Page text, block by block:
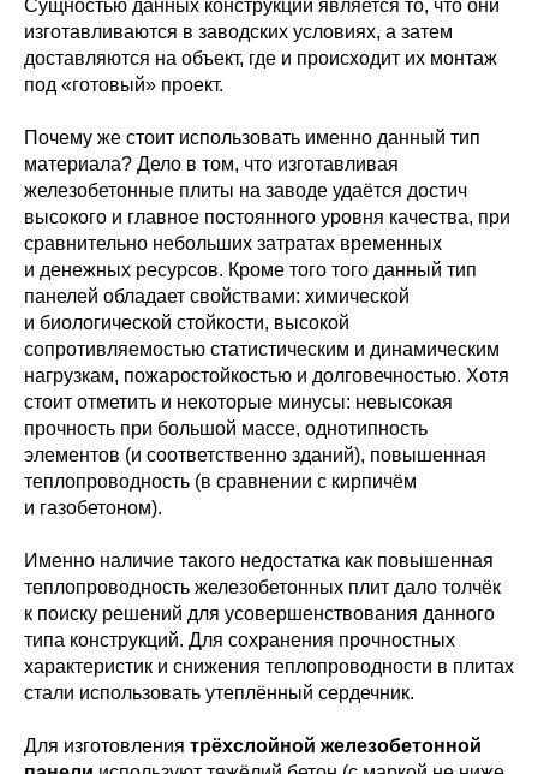
Сущностью данных конструкций является то, что они
изготавливаются в заводских условиях, а затем
доставляются на объект, где и происходит их монтаж
под «готовый» проект.
Почему же стоит использовать именно данный тип
материала? Дело в том, что изготавливая
железобетонные плиты на заводе удаётся достич
высокого и главное постоянного уровня качества, при
сравнительно небольших затратах временных
и денежных ресурсов. Кроме того того данный тип
панелей обладает свойствами: химической
и биологической стойкости, высокой
сопротивляемостью статистическим и динамическим
нагрузкам, пожаростойкостью и долговечностью. Хотя
стоит отметить и некоторые минусы: невысокая
прочность при большой массе, однотипность
элементов (и соответственно зданий), повышенная
теплопроводность (в сравнении с кирпичём
и газобетоном).
Именно наличие такого недостатка как повышенная
теплопроводность железобетонных плит дало толчёк
к поиску решений для усовершенствования данного
типа конструкций. Для сохранения прочностных
характеристик и снижения теплопроводности в плитах
стали использовать утеплённый сердечник.
Для изготовления трёхслойной железобетонной